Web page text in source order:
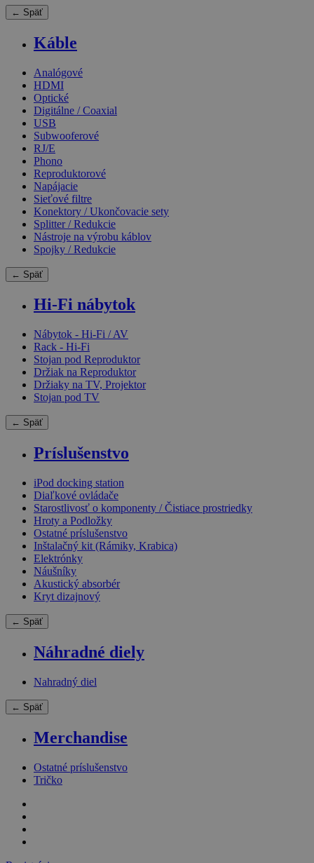
← Späť
Káble
Analógové
HDMI
Optické
Digitálne / Coaxial
USB
Subwooferové
RJ/E
Phono
Reproduktorové
Napájacie
Sieťové filtre
Konektory / Ukončovacie sety
Splitter / Redukcie
Nástroje na výrobu káblov
Spojky / Redukcie
← Späť
Hi-Fi nábytok
Nábytok - Hi-Fi / AV
Rack - Hi-Fi
Stojan pod Reproduktor
Držiak na Reproduktor
Držiaky na TV, Projektor
Stojan pod TV
← Späť
Príslušenstvo
iPod docking station
Diaľkové ovládače
Starostlivosť o komponenty / Čistiace prostriedky
Hroty a Podložky
Ostatné príslušenstvo
Inštalačný kit (Rámiky, Krabica)
Elektrónky
Náušníky
Akustický absorbér
Kryt dizajnový
← Späť
Náhradné diely
Nahradný diel
← Späť
Merchandise
Ostatné príslušenstvo
Tričko